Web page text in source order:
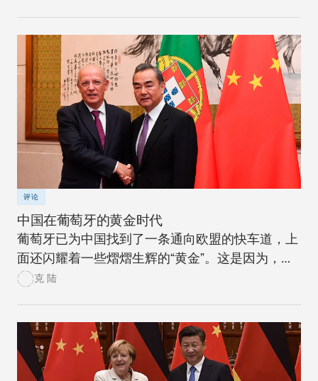
评论
中国在葡萄牙的黄金时代
葡萄牙已为中国找到了一条通向欧盟的快车道，上
面还闪耀着一些熠熠生辉的“黄金”。这是因为，葡
萄牙目前在中国的欧盟地缘经济战略中占据核心地
克 陆